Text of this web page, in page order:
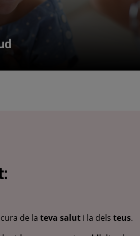
de la teva salut i la dels teus.